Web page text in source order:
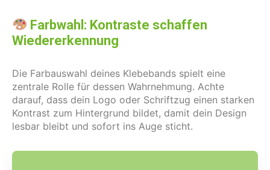
Farbwahl: Kontraste schaffen
Wiedererkennung
Die Farbauswahl deines Klebebands spielt eine
zentrale Rolle für dessen Wahrnehmung. Achte
darauf, dass dein Logo oder Schriftzug einen starken
Kontrast zum Hintergrund bildet, damit dein Design
lesbar bleibt und sofort ins Auge sticht.